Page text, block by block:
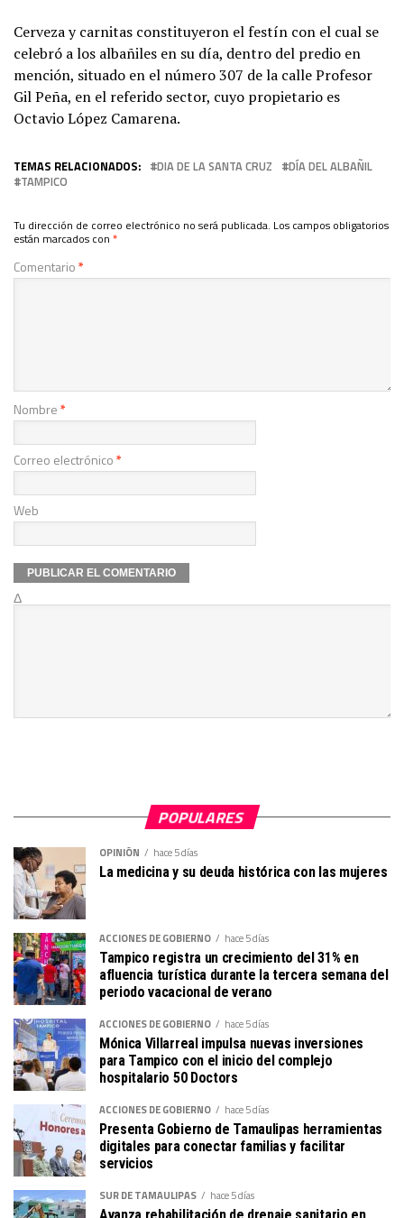
Cerveza y carnitas constituyeron el festín con el cual se
celebró a los albañiles en su día, dentro del predio en
mención, situado en el número 307 de la calle Profesor
Gil Peña, en el referido sector, cuyo propietario es
Octavio López Camarena.
TEMAS RELACIONADOS: DIA DE LA SANTA CRUZ
DÍA DEL ALBAÑIL
TAMPICO
Tu dirección de correo electrónico no será publicada. Los campos obligatorios
están marcados con *
Comentario*
Nombre*
Correo electrónico*
Web
Δ
POPULARES
OPINIÓN hace 5 días
La medicina y su deuda histórica con las mujeres
ACCIONES DE GOBIERNO hace 5 días
Tampico registra un crecimiento del 31% en
afluencia turística durante la tercera semana del
periodo vacacional de verano
ACCIONES DE GOBIERNO hace 5 días
Mónica Villarreal impulsa nuevas inversiones
para Tampico con el inicio del complejo
hospitalario 50 Doctors
ACCIONES DE GOBIERNO hace 5 días
Presenta Gobierno de Tamaulipas herramientas
digitales para conectar familias y facilitar
servicios
SUR DE TAMAULIPAS hace 5 días